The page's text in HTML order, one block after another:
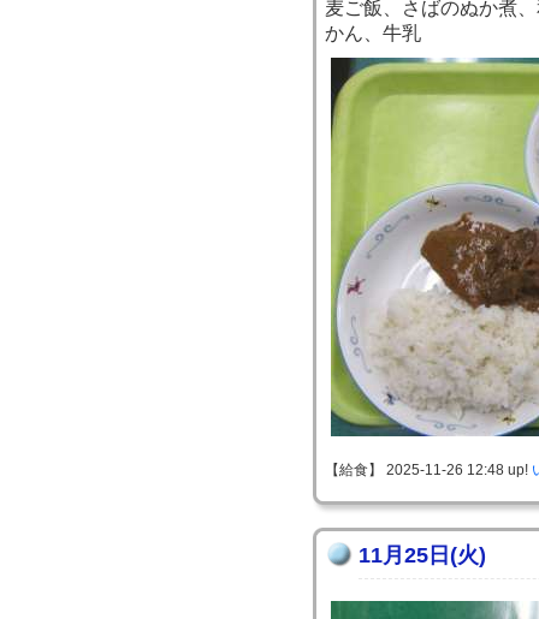
麦ご飯、さばのぬか煮
かん、牛乳
【給食】 2025-11-26 12:48 up!
11月25日(火)